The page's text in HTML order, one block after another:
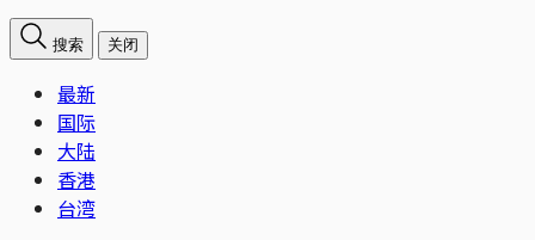
搜索 关闭
最新
国际
大陆
香港
台湾